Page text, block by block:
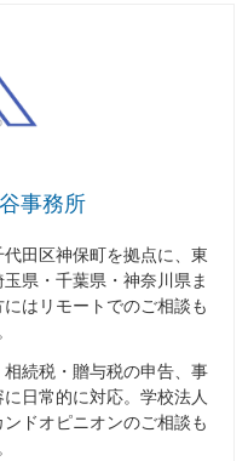
事務所
田区神保町を拠点に、東
県・千葉県・神奈川県ま
はリモートでのご相談も
続税・贈与税の申告、事
日常的に対応。学校法人
ドオピニオンのご相談も